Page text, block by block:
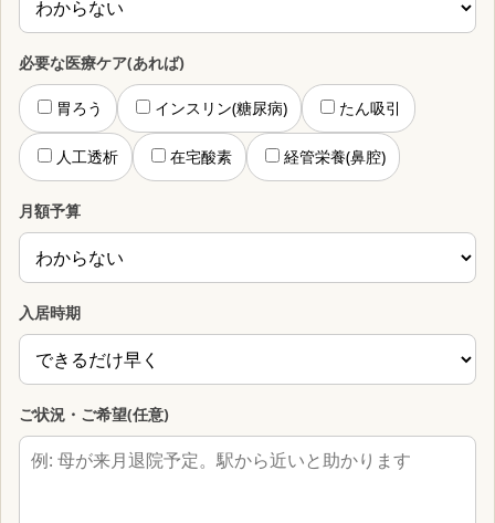
必要な医療ケア(あれば)
胃ろう インスリン(糖尿病) たん吸引
人工透析 在宅酸素 経管栄養(鼻腔)
月額予算
入居時期
ご状況・ご希望(任意)